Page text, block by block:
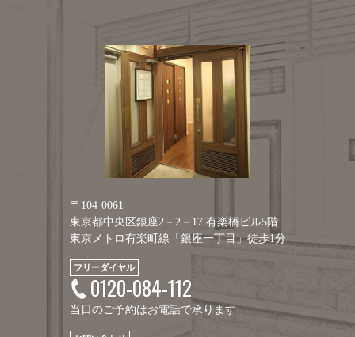
〒104-0061
東京都中央区銀座2－2－17 有楽橋ビル5階
東京メトロ有楽町線「銀座一丁目」徒歩1分
フリーダイヤル
0120-084-112
当日のご予約はお電話で承ります